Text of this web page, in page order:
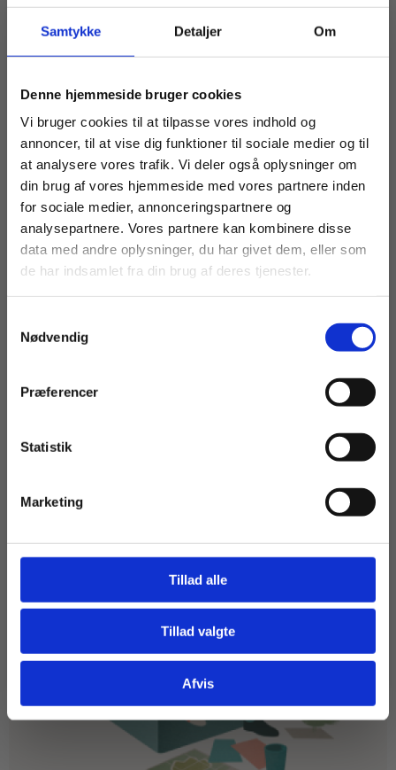
Samtykke Detaljer Om
Denne hjemmeside bruger cookies
Vi bruger cookies til at tilpasse vores indhold og
annoncer, til at vise dig funktioner til sociale medier og til
at analysere vores trafik. Vi deler også oplysninger om
din brug af vores hjemmeside med vores partnere inden
for sociale medier, annonceringspartnere og
analysepartnere. Vores partnere kan kombinere disse
data med andre oplysninger, du har givet dem, eller som
de har indsamlet fra din brug af deres tjenester.
Nødvendig
Præferencer
Statistik
Marketing
Tillad alle
Tillad valgte
Afvis
Tættere på virkeligheden: Elever
OLDTIDSKUNDSKAB
Køb læremidler og find masterclasses mm.
Fortsæt som:
For privatkunder og
studerende. Du får
vist priser inkl.
For institutioner og
virksomheder. Du
får vist priser ekskl.
Gå til praxisOnline